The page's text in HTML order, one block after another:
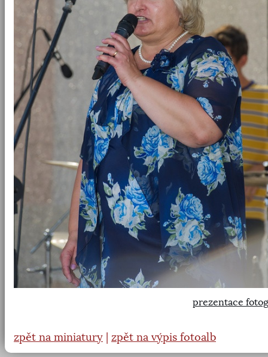
prezentace
zpět na miniatury zpět na výpis fotoalb